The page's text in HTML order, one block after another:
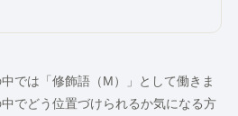
では「修飾語（M）」として働きま
でどう位置づけられるか気になる方